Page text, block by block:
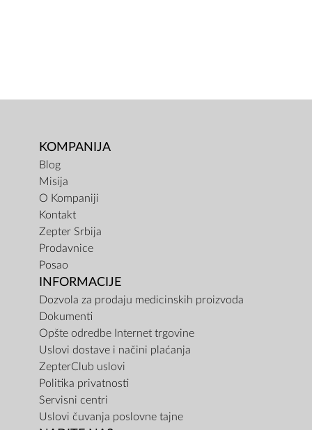
KOMPANIJA
Blog
Misija
O Kompaniji
Kontakt
Zepter Srbija
Prodavnice
Posao
INFORMACIJE
Dozvola za prodaju medicinskih proizvoda
Dokumenti
Opšte odredbe Internet trgovine
Uslovi dostave i načini plaćanja
ZepterClub uslovi
Politika privatnosti
Servisni centri
Uslovi čuvanja poslovne tajne